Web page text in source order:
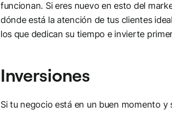
funcionan. Si eres nuevo en esto del
dónde está la atención de tus clientes
los que dedican su tiempo e invierte
Inversiones
Si tu negocio está en un buen momento